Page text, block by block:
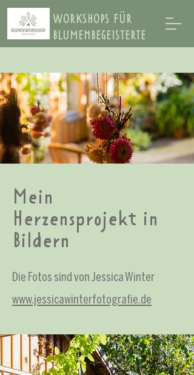
WORKSHOPS FÜR
BLUMENBEGEISTERTE
Mein
Herzensprojekt in
Bildern
Die Fotos sind von Jessica Winter
www.jessicawinterfotografie.de